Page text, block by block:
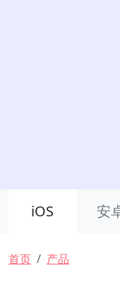
iOS 安
面包屑
首页 产品